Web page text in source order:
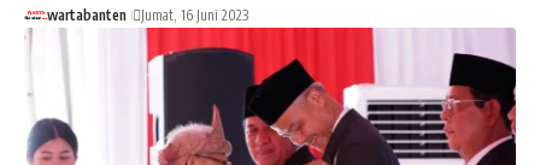
wartabanten Jumat, 16 Juni 2023